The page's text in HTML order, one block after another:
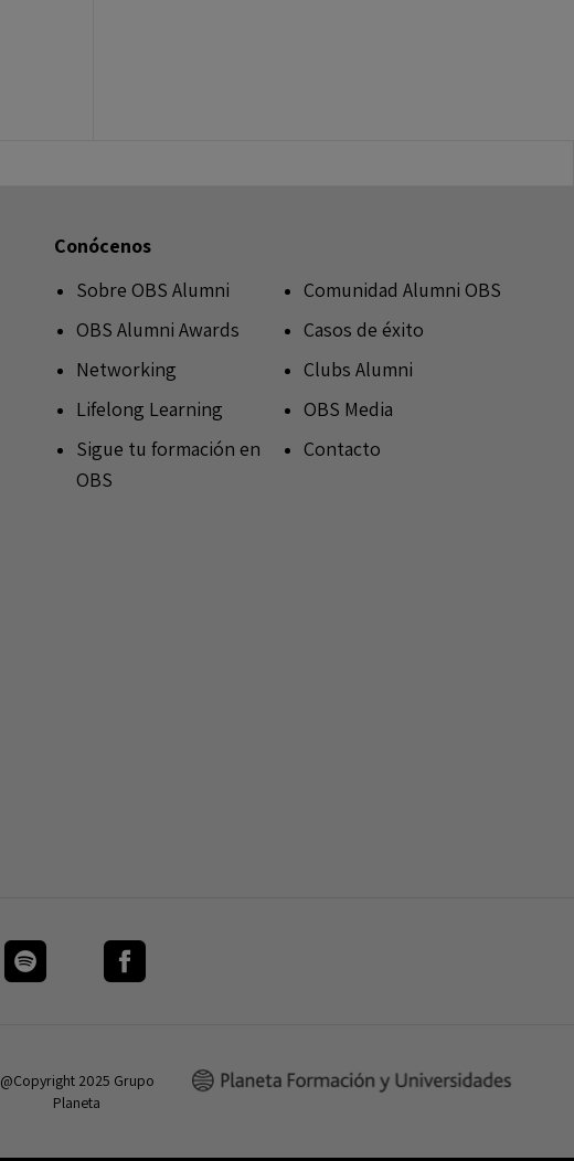
Conócenos
Sobre OBS Alumni
OBS Alumni Awards
Networking
Lifelong Learning
Sigue tu formación en
OBS
Comunidad Alumni OBS
Casos de éxito
Clubs Alumni
OBS Media
Contacto
@Copyright 2025 Grupo
Planeta